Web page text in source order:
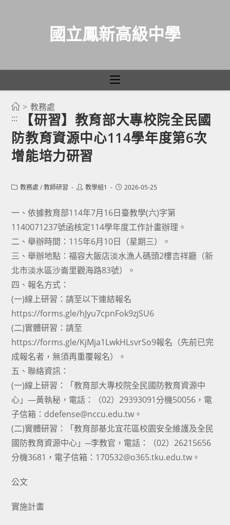
國立鳳新高級中學
> 教務處
:::
【研習】教育部大專校院全民國
防教育資源中心114學年度第6次
增能培力研習
Post教務處 / 教師研習
Post教學組1
Post2026-05-25
一、依據教育部114年7月16日臺教學(六)字第
1140071237號函核定114學年度工作計畫辦理。
二、舉辦時間：115年6月10日（星期三）。
三、舉辦地點：福容大飯店淡水漁人碼頭2樓吉祥廳（新
北市淡水區沙崙里觀海路83號）。
四、報名方式：
(一)線上研習：請至以下連結報名
https://forms.gle/hJyu7cpnFok9zjSU6
(二)實體研習：請至
https://forms.gle/KjMja1LwkHLsvrSo9報名（先前已完
成報名者，無須再重覆報名）。
五、聯絡資訊：
(一)線上研習：「教育部大專校院全民國防教育資源中
心」―黃執秘，電話：（02）29393091分機50056，電
子信箱：ddefense@nccu.edu.tw。
(二)實體研習：「教育部基北宜花區校園安全維護及全民
國防教育資源中心」─李教官，電話：（02）26215656
分機3681，電子信箱：170532@o365.tku.edu.tw。
公文
實施計畫